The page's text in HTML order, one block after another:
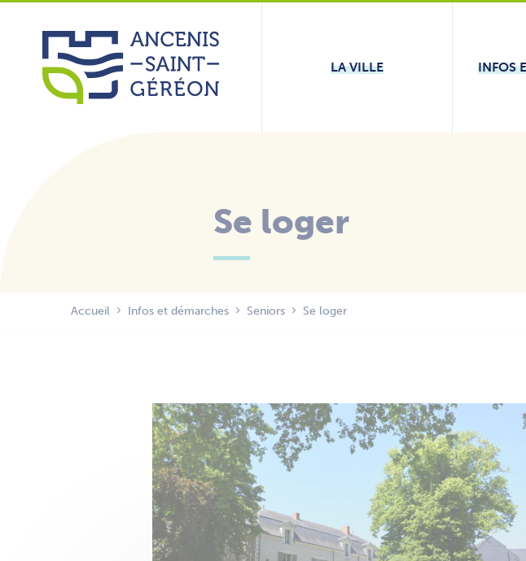
Aller
contenu
LA VILLE
INFOS
Se loger
Accueil Infos et démarches Seniors Se loger
Panneau de gestion des cookies